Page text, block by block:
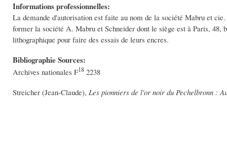
Informations professionnelles:
La demande d'autorisation est faite au nom de la société Mabru et
former la société A. Mabru et Schneider dont le siège est à Paris, 48,
lithographique pour faire des essais de leurs encres.
Bibliographie Sources:
Archives nationales F18 2238
Streicher (Jean-Claude), Les pionniers de l'or noir du Pechelbronn :